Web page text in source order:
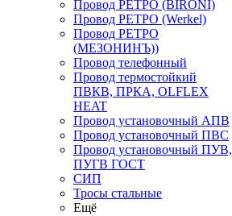
Провод РЕТРО (BIRONI)
Провод РЕТРО (Werkel)
Провод РЕТРО
(МЕЗОНИНЪ))
Провод телефонный
Провод термостойкий
ПВКВ, ПРКА, OLFLEX
HEAT
Провод установочный АПВ
Провод установочный ПВС
Провод установочный ПУВ,
ПУГВ ГОСТ
СИП
Тросы стальные
Ещё